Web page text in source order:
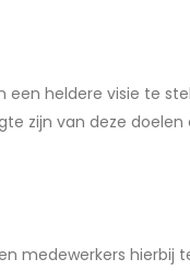
een heldere visie te
zijn van deze
medewerkers